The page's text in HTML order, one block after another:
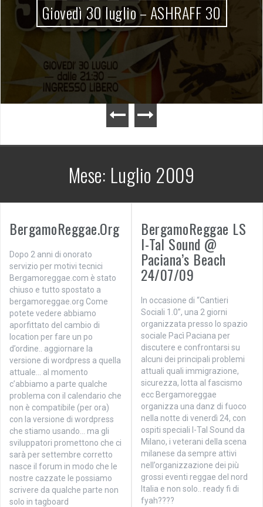
Giovedì 30 luglio – ASHRAFF 30
Mese: Luglio 2009
BergamoReggae.Org
Dopo 2 anni di onorato
servizio per motivi tecnici
Bergamoreggae.com è stato
chiuso e tutto spostato a
bergamoreggae.org Come
potete vedere abbiamo
aporfittato del cambio di
location per fare un po
d’ordine.. aggiornare la
versione di wordpress a quella
attuale… al momento
c’abbiamo a parte qualche
problema con il calendario che
non è compatibile (per ora)
con la versione di wordpress
che stiamo usando… ma gli
sviluppatori promettono che ci
sarà per settembre corretto
nasce il forum in modo che le
nostre cazzate le possiamo
scrivere da qualche parte non
solo in tagboard
BergamoReggae LS
I-Tal Sound @
Paciana’s Beach
24/07/09
In occasione di “Cantieri
Sociali 1.0”, una 2 giorni
organizzata presso lo spazio
sociale Pacì Paciana per
discutere e confrontarsi su
alcuni dei principali problemi
attuali quali immigrazione,
sicurezza, lotta al fascismo
ecc Bergamoreggae
organizza una danz di fuoco
nella notte di venerdì 24, con
ospiti speciali I-Tal Sound da
Milano, i veterani della scena
milanese da sempre attivi
nell’organizzazione dei più
grossi eventi reggae del nord
Italia e non solo.. ready fi di
fyah????